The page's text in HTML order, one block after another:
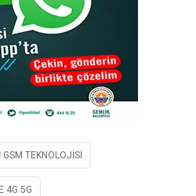
GSM TEKNOLOJISI
4G 5G